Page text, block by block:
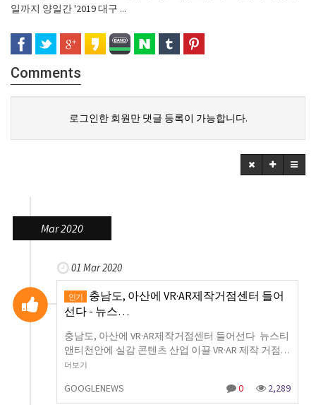
일까지 양일간 '2019 대구 ...
Comments
로그인한 회원만 댓글 등록이 가능합니다.
Mar 2020
01 Mar 2020
인기
충남도, 아산에 VR·AR제작거점센터 들어
선다 - 뉴스…
충남도, 아산에 VR·AR제작거점센터 들어선다 뉴스티
앤티천안에 실감 콘텐츠 산업 이끌 VR·AR 제작 거점…
더보기
GOOGLENEWS 0 2,289